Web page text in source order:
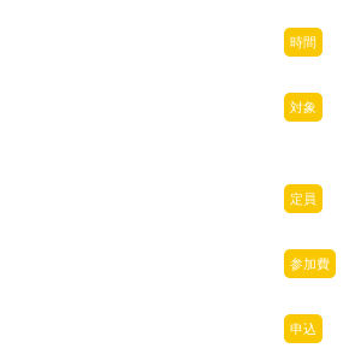
時間
対象
定員
参加費
申込